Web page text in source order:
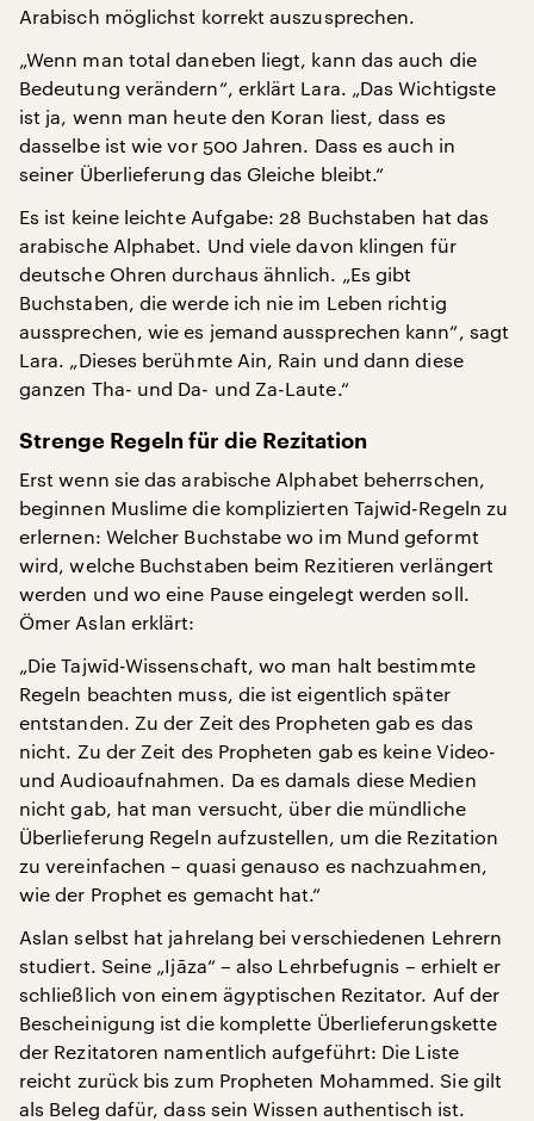
Arabisch möglichst korrekt auszusprechen.
„Wenn man total daneben liegt, kann das auch die
Bedeutung verändern“, erklärt Lara. „Das Wichtigste
ist ja, wenn man heute den Koran liest, dass es
dasselbe ist wie vor 500 Jahren. Dass es auch in
seiner Überlieferung das Gleiche bleibt.“
Es ist keine leichte Aufgabe: 28 Buchstaben hat das
arabische Alphabet. Und viele davon klingen für
deutsche Ohren durchaus ähnlich. „Es gibt
Buchstaben, die werde ich nie im Leben richtig
aussprechen, wie es jemand aussprechen kann“, sagt
Lara. „Dieses berühmte Ain, Rain und dann diese
ganzen Tha- und Da- und Za-Laute.“
Strenge Regeln für die Rezitation
Erst wenn sie das arabische Alphabet beherrschen,
beginnen Muslime die komplizierten Tajwīd-Regeln zu
erlernen: Welcher Buchstabe wo im Mund geformt
wird, welche Buchstaben beim Rezitieren verlängert
werden und wo eine Pause eingelegt werden soll.
Ömer Aslan erklärt:
„Die Tajwīd-Wissenschaft, wo man halt bestimmte
Regeln beachten muss, die ist eigentlich später
entstanden. Zu der Zeit des Propheten gab es das
nicht. Zu der Zeit des Propheten gab es keine Video-
und Audioaufnahmen. Da es damals diese Medien
nicht gab, hat man versucht, über die mündliche
Überlieferung Regeln aufzustellen, um die Rezitation
zu vereinfachen – quasi genauso es nachzuahmen,
wie der Prophet es gemacht hat.“
Aslan selbst hat jahrelang bei verschiedenen Lehrern
studiert. Seine „Ijāza“ – also Lehrbefugnis – erhielt er
schließlich von einem ägyptischen Rezitator. Auf der
Bescheinigung ist die komplette Überlieferungskette
der Rezitatoren namentlich aufgeführt: Die Liste
reicht zurück bis zum Propheten Mohammed. Sie gilt
als Beleg dafür, dass sein Wissen authentisch ist.